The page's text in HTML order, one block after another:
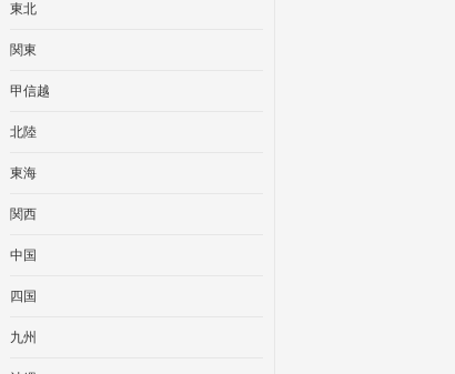
東北
関東
甲信越
北陸
東海
関西
中国
四国
九州